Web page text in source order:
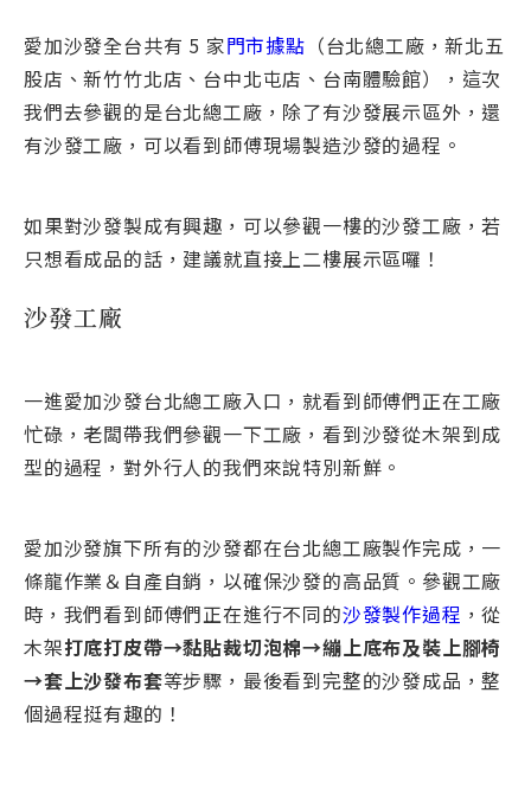
愛加沙發全台共有 5 家門市據點 （台北總⼯廠，新北五
股店、新竹竹北店、台中北屯店、台南體驗館），這次
我們去參觀的是台北總⼯廠，除了有沙發展示區外，還
有沙發工廠，可以看到師傅現場製造沙發的過程。
如果對沙發製成有興趣，可以參觀一樓的沙發工廠，若
只想看成品的話，建議就直接上二樓展示區囉！
沙發工廠
一進愛加沙發台北總⼯廠入口，就看到師傅們正在工廠
忙碌，老闆帶我們參觀一下工廠，看到沙發從木架到成
型的過程，對外行人的我們來說特別新鮮。
愛加沙發旗下所有的沙發都在台北總⼯廠製作完成，一
條龍作業＆自產自銷，以確保沙發的高品質。參觀工廠
時，我們看到師傅們正在進行不同的沙發製作過程 ，從
木架打底打皮帶→黏貼裁切泡棉→繃上底布及裝上腳椅
→套上沙發布套等步驟，最後看到完整的沙發成品，整
個過程挺有趣的！